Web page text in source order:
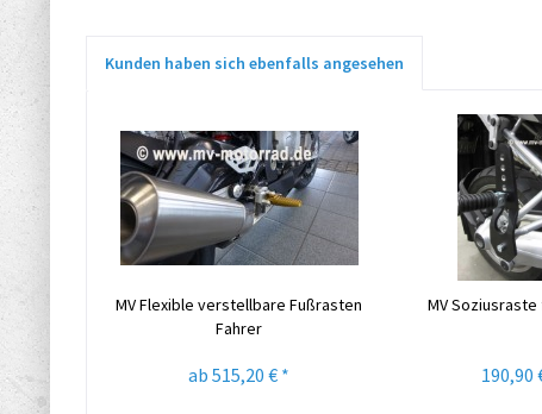
Kunden haben sich ebenfalls angesehen
MV Flexible verstellbare Fußrasten
Fahrer
ab 515,20 € *
MV
190,90